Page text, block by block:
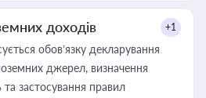
доходів +1
обов’язку декларування
джерел, визначення
та застосування правил